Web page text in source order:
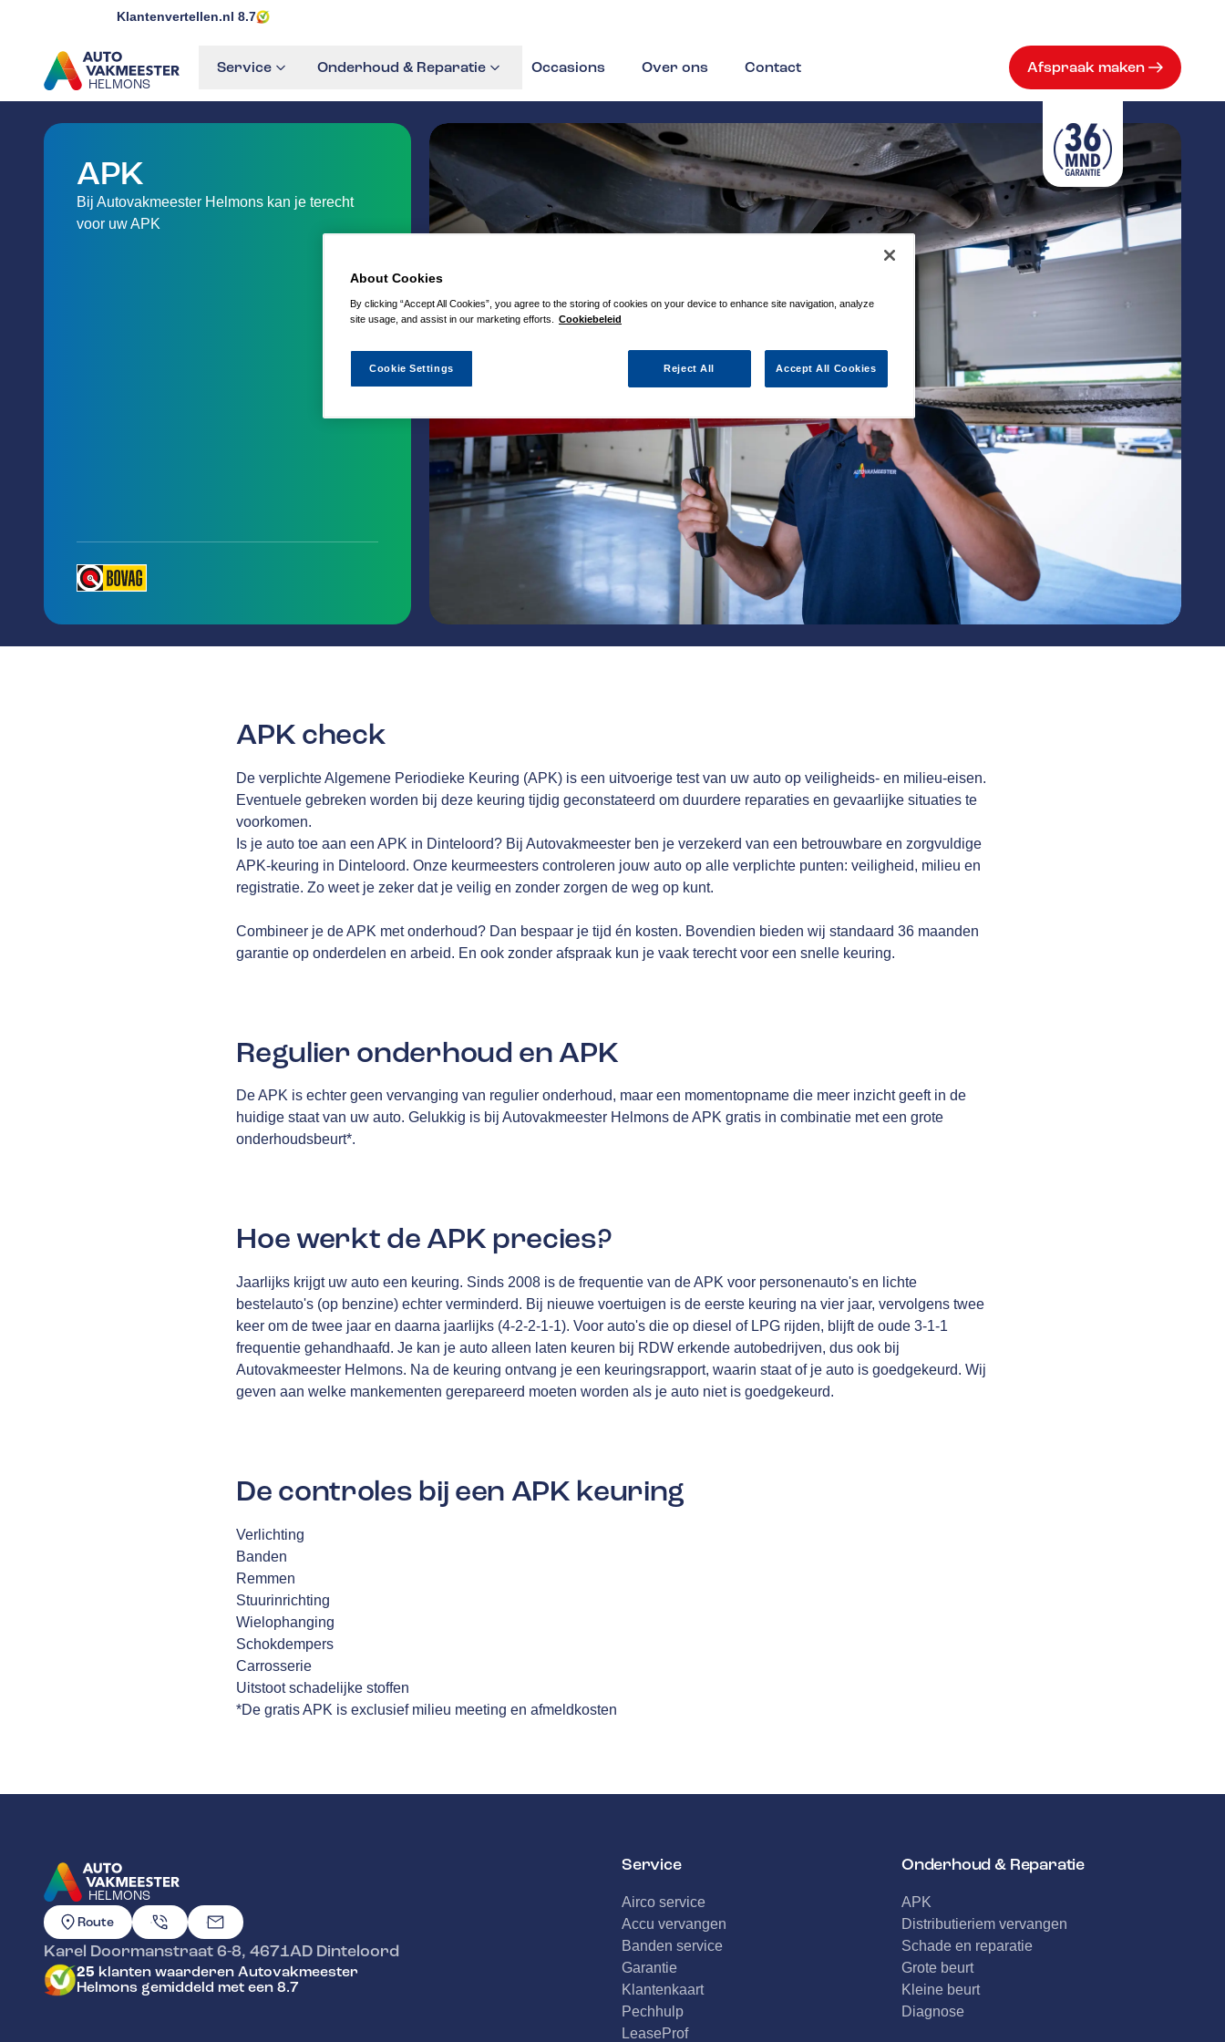
Klantenvertellen.nl 8.7
HELMONS
GA NAAR DE HOMEPAGINA
Service Onderhoud & Reparatie Occasions Over ons Contact Afspraak maken
APK
Bij Autovakmeester Helmons kan je terecht
voor uw APK
APK check
De verplichte Algemene Periodieke Keuring (APK) is een uitvoerige test van uw auto op veiligheids- en milieu-eisen.
Eventuele gebreken worden bij deze keuring tijdig geconstateerd om duurdere reparaties en gevaarlijke situaties te
voorkomen.
Is je auto toe aan een APK in Dinteloord? Bij Autovakmeester ben je verzekerd van een betrouwbare en zorgvuldige
APK-keuring in Dinteloord. Onze keurmeesters controleren jouw auto op alle verplichte punten: veiligheid, milieu en
registratie. Zo weet je zeker dat je veilig en zonder zorgen de weg op kunt.
Combineer je de APK met onderhoud? Dan bespaar je tijd én kosten. Bovendien bieden wij standaard 36 maanden
garantie op onderdelen en arbeid. En ook zonder afspraak kun je vaak terecht voor een snelle keuring.
Regulier onderhoud en APK
De APK is echter geen vervanging van regulier onderhoud, maar een momentopname die meer inzicht geeft in de
huidige staat van uw auto. Gelukkig is bij Autovakmeester Helmons de APK gratis in combinatie met een grote
onderhoudsbeurt*.
Hoe werkt de APK precies?
Jaarlijks krijgt uw auto een keuring. Sinds 2008 is de frequentie van de APK voor personenauto's en lichte
bestelauto's (op benzine) echter verminderd. Bij nieuwe voertuigen is de eerste keuring na vier jaar, vervolgens twee
keer om de twee jaar en daarna jaarlijks (4-2-2-1-1). Voor auto's die op diesel of LPG rijden, blijft de oude 3-1-1
frequentie gehandhaafd. Je kan je auto alleen laten keuren bij RDW erkende autobedrijven, dus ook bij
Autovakmeester Helmons. Na de keuring ontvang je een keuringsrapport, waarin staat of je auto is goedgekeurd. Wij
geven aan welke mankementen gerepareerd moeten worden als je auto niet is goedgekeurd.
De controles bij een APK keuring
Verlichting
Banden
Remmen
Stuurinrichting
Wielophanging
Schokdempers
Carrosserie
Uitstoot schadelijke stoffen
*De gratis APK is exclusief milieu meeting en afmeldkosten
HELMONS
GA NAAR DE HOMEPAGINA
Route
Karel Doormanstraat 6-8, 4671AD Dinteloord
25 klanten waarderen Autovakmeester
Helmons gemiddeld met een 8.7
Service
Airco service
Accu vervangen
Banden service
Garantie
Klantenkaart
Pechhulp
LeaseProf
Onderhoud & Reparatie
APK
Distributieriem vervangen
Schade en reparatie
Grote beurt
Kleine beurt
Diagnose
About Cookies
By clicking “Accept All Cookies”, you agree to the storing of cookies on your device to enhance site navigation, analyze
site usage, and assist in our marketing efforts.
Cookiebeleid
Reject All Accept All Cookies
Cookie Settings